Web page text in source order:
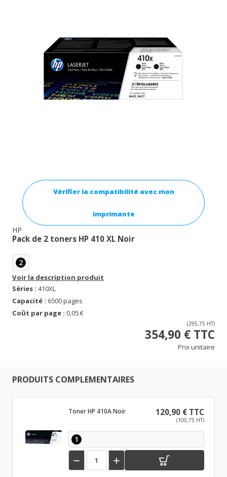
Vérifier la compatibilité avec mon
imprimante
HP
Pack de 2 toners HP 410 XL Noir
2
Voir la description produit
Séries : 410XL
Capacité : 6500 pages
Coût par page : 0,05 €
(295,75 HT)
354,90 € TTC
Prix unitaire
PRODUITS COMPLEMENTAIRES
Toner HP 410A Noir 120,90 € TTC
(100,75 HT)
1
 